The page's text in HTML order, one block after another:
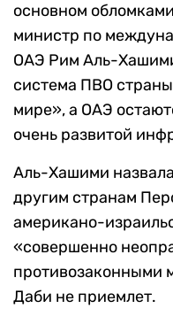
основном
министр по
ОАЭ Рим Аль-
система ПВО
мире», а ОАЭ
очень развитой
Аль-Хашими
другим странам
американо-
«совершенно
противозаконными
Даби не приемлет.